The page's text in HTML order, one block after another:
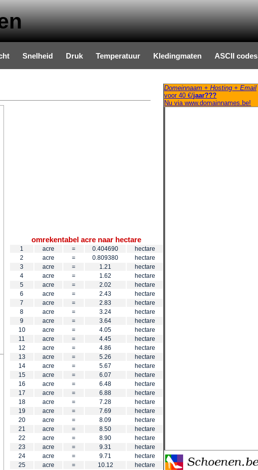
Snelheid Druk Temperatuur Kledingmaten ASCII codes
omrekentabel acre naar hectare
1 acre = 0.404690
hectare
2
acre = 0.809380
hectare
3
acre = 1.21
hectare
4
acre = 1.62
hectare
5
acre = 2.02
hectare
6
acre = 2.43
hectare
7
acre = 2.83
hectare
8
acre = 3.24
hectare
9
acre = 3.64
hectare
10
acre = 4.05
hectare
11
acre = 4.45
hectare
12
acre = 4.86
hectare
13
acre = 5.26
hectare
14
acre = 5.67
hectare
15
acre = 6.07
hectare
16
acre = 6.48
hectare
17
acre = 6.88
hectare
18
acre = 7.28
hectare
19
acre = 7.69
hectare
20
acre = 8.09
hectare
21
acre = 8.50
hectare
22
acre = 8.90
hectare
23
acre = 9.31
hectare
24
acre = 9.71
hectare
25
acre = 10.12
hectare
Domeinnaam + Hosting + Email
voor 40 €/jaar???
Nu via www.domainnames.be!